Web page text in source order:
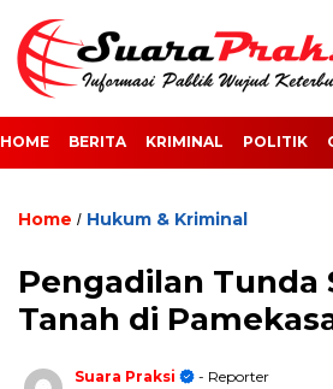
HOME BERITA KRIMINAL POLITIK
Home / Hukum & Kriminal
Pengadilan
Tanah di
Suara Praksi
- Reporter